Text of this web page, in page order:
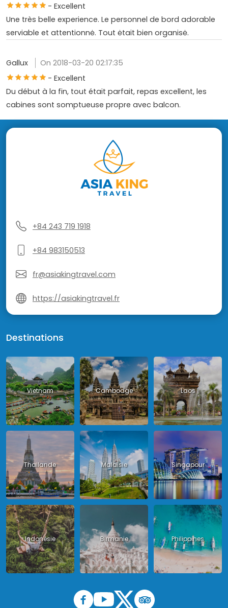
- Excellent
Une très belle experience. Le personnel de bord adorable
serviable et attentionnė. Tout ėtait bien organisė.
Gallux
On 2018-03-20 02:17:35
- Excellent
Du début à la fin, tout était parfait, repas excellent, les
cabines sont somptueuse propre avec balcon.
+84 243 719 1918
+84 983150513
fr@asiakingtravel.com
https://asiakingtravel.fr
Destinations
Vietnam Cambodge Laos
Thailande Malaisie Singapour
Indonésie Birmanie Philippines